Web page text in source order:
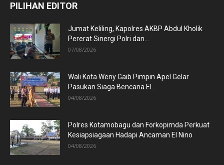
PILIHAN EDITOR
Jumat Keliling, Kapolres AKBP Abdul Kholik
Pererat Sinergi Polri dan...
07/08/2026
Wali Kota Weny Gaib Pimpin Apel Gelar
Pasukan Siaga Bencana El...
04/08/2026
Polres Kotamobagu dan Forkopimda Perkuat
Kesiapsiagaan Hadapi Ancaman El Nino
04/08/2026